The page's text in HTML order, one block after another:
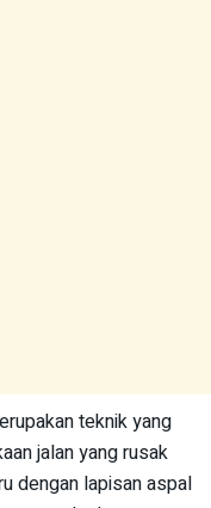
teknik yang
jalan yang rusak
dengan lapisan aspal